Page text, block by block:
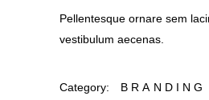
Pellentesque ornare sem
vestibulum aecenas.
Category:
BRANDING